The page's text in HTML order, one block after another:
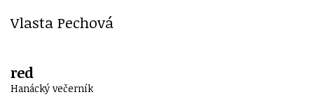
Vlasta Pechová
red
Hanácký večerník